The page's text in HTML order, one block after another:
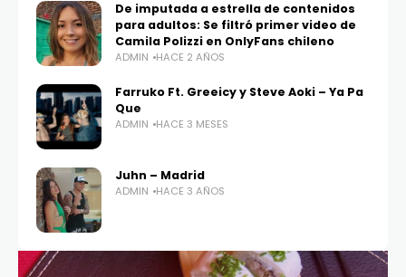
De imputada a estrella de contenidos
para adultos: Se filtró primer video de
Camila Polizzi en OnlyFans chileno
ADMIN HACE 2 AÑOS
Farruko Ft. Greeicy y Steve Aoki – Ya Pa
Que
ADMIN HACE 3 MESES
Juhn – Madrid
ADMIN HACE 3 AÑOS